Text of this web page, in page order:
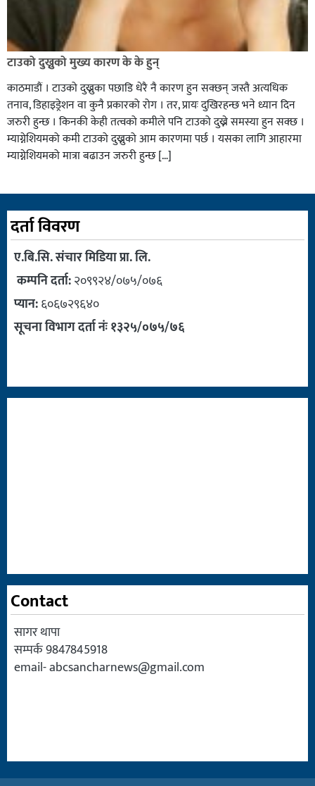
टाउको दुख्नुको मुख्य कारण के के हुन्
काठमाडौं । टाउको दुख्नुका पछाडि धेरै नै कारण हुन सक्छन् जस्तै अत्यधिक
तनाव, डिहाइड्रेशन वा कुनै प्रकारको रोग । तर, प्रायः दुखिरहन्छ भने ध्यान दिन
जरुरी हुन्छ । किनकी केही तत्वको कमीले पनि टाउको दुख्ने समस्या हुन सक्छ ।
म्याग्नेशियमको कमी टाउको दुख्नुको आम कारणमा पर्छ । यसका लागि आहारमा
म्याग्नेशियमको मात्रा बढाउन जरुरी हुन्छ […]
दर्ता विवरण
ए.बि.सि. संचार मिडिया प्रा. लि.
कम्पनि दर्ता:२०९९२४/०७५/०७६
प्यान:६०६७२९६४०
सूचना विभाग दर्ता नंः १३२५/०७५/७६
Contact
सागर थापा
सम्पर्क 9847845918
email-abcsancharnews@gmail.com